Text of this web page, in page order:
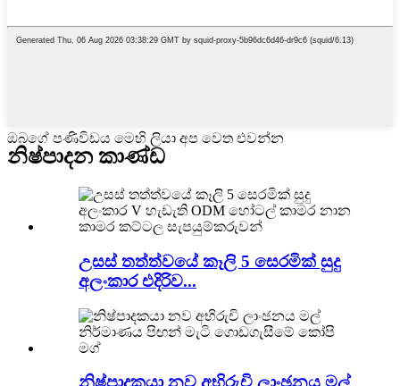
ඔබගේ පණිවිඩය මෙහි ලියා අප වෙත එවන්න
නිෂ්පාදන කාණ්ඩ
උසස් තත්ත්වයේ කෑලි 5 සෙරමික් සුදු
අලංකාර එදිරිව...